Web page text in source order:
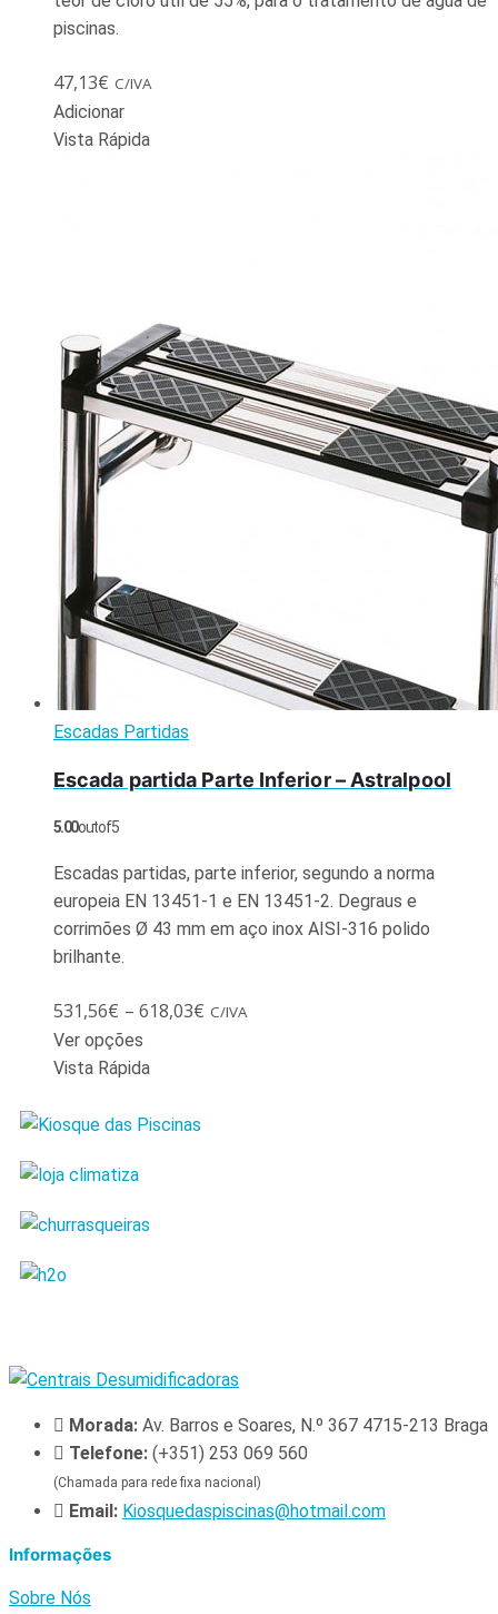
piscinas.
47,13€ C/IVA
Adicionar
Vista Rápida
Escadas Partidas
Escada partida Parte Inferior – Astralpool
5.00out of 5
Escadas partidas, parte inferior, segundo a norma
europeia EN 13451-1 e EN 13451-2. Degraus e
corrimões Ø 43 mm em aço inox AISI-316 polido
brilhante.
531,56€ – 618,03€ C/IVA
Ver opções
Vista Rápida
Morada: Av. Barros e Soares, N.º 367 4715-213 Braga
Telefone: (+351) 253 069 560
(Chamada para rede fixa nacional)
Email: Kiosquedaspiscinas@hotmail.com
Informações
Sobre Nós